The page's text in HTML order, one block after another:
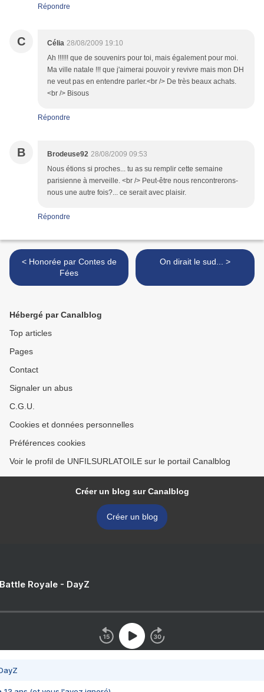
Répondre
C Célia 28/08/2009 19:10
Ah !!!!!! que de souvenirs pour toi, mais également pour moi.
Ma ville natale !!! que j'aimerai pouvoir y revivre mais mon DH
ne veut pas en entendre parler.<br /> De très beaux achats.
<br /> Bisous
Répondre
B Brodeuse92 28/08/2009 09:53
Nous étions si proches... tu as su remplir cette semaine
parisienne à merveille. <br /> Peut-être nous rencontrerons-
nous une autre fois?... ce serait avec plaisir.
Répondre
< Honorée par Contes de
Fées
On dirait le sud... >
Hébergé par Canalblog
Top articles
Pages
Contact
Signaler un abus
C.G.U.
Cookies et données personnelles
Préférences cookies
Voir le profil de UNFILSURLATOILE sur le portail Canalblog
Créer un blog sur Canalblog
Créer un blog
Royale - DayZ